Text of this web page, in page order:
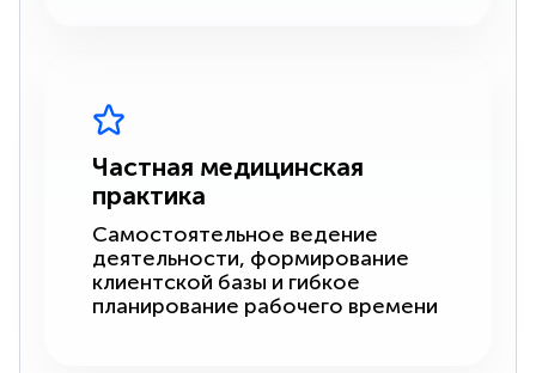
Частная медицинская
практика
Самостоятельное ведение
деятельности, формирование
клиентской базы и гибкое
планирование рабочего времени